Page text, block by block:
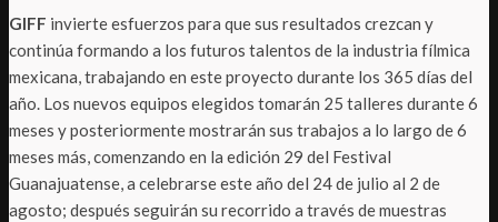
GIFF invierte esfuerzos para que sus resultados crezcan y
continúa formando a los futuros talentos de la industria fílmica
mexicana, trabajando en este proyecto durante los 365 días del
año. Los nuevos equipos elegidos tomarán 25 talleres durante 6
meses y posteriormente mostrarán sus trabajos a lo largo de 6
meses más, comenzando en la edición 29 del Festival
Guanajuatense, a celebrarse este año del 24 de julio al 2 de
agosto; después seguirán su recorrido a través de muestras